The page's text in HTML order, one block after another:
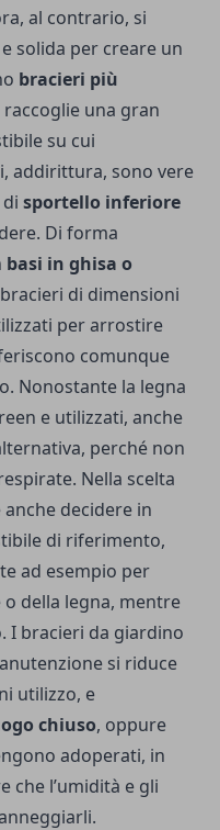
al contrario, si
solida per creare un
bracieri più
raccoglie una gran
su cui
addirittura, sono vere
sportello inferiore
Di forma
basi in ghisa o
di dimensioni
per arrostire
comunque
Nonostante la legna
e utilizzati, anche
perché non
Nella scelta
decidere in
di riferimento,
ad esempio per
della legna, mentre
I bracieri da giardino
si riduce
utilizzo, e
chiuso, oppure
adoperati, in
che l’umidità e gli